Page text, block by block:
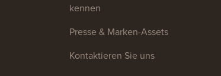
kennen
Presse & Marken-Assets
Kontaktieren Sie uns